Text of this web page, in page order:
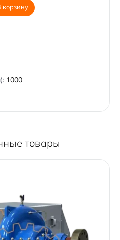
корзину
1000
товары